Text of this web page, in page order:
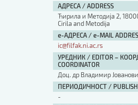
АДРЕСА / ADDRESS
Ћирила и Методија 2,
Cirila and Metodija
е-АДРЕСА / e-MAIL
ic@filfak.ni.ac.rs
УРЕДНИК / EDITOR –
COORDINATOR
Доц. др Владимир
ПЕРИОДИЧНОСТ /
-